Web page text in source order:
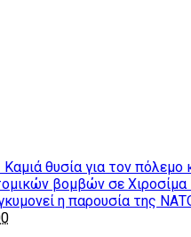
θυσία για τον πόλεμο
βομβών σε Χιροσίμα
η παρουσία της